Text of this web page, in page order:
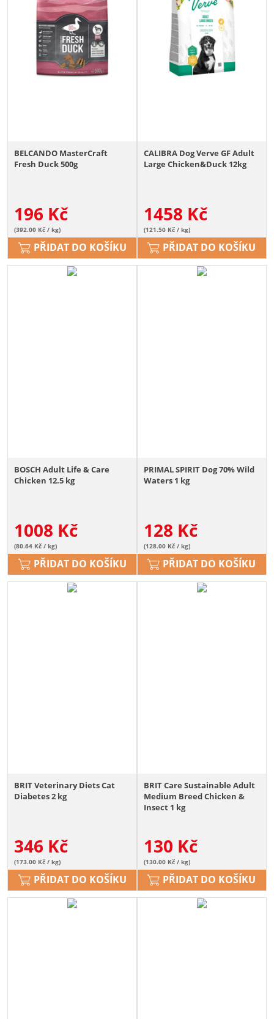
BELCANDO MasterCraft
Fresh Duck 500g
196 Kč
(392.00 Kč / kg)
PŘIDAT DO KOŠÍKU
CALIBRA Dog Verve GF Adult
Large Chicken&Duck 12kg
1458 Kč
(121.50 Kč / kg)
PŘIDAT DO KOŠÍKU
BOSCH Adult Life & Care
Chicken 12.5 kg
1008 Kč
(80.64 Kč / kg)
PŘIDAT DO KOŠÍKU
PRIMAL SPIRIT Dog 70% Wild
Waters 1 kg
128 Kč
(128.00 Kč / kg)
PŘIDAT DO KOŠÍKU
BRIT Veterinary Diets Cat
Diabetes 2 kg
346 Kč
(173.00 Kč / kg)
PŘIDAT DO KOŠÍKU
BRIT Care Sustainable Adult
Medium Breed Chicken &
Insect 1 kg
130 Kč
(130.00 Kč / kg)
PŘIDAT DO KOŠÍKU